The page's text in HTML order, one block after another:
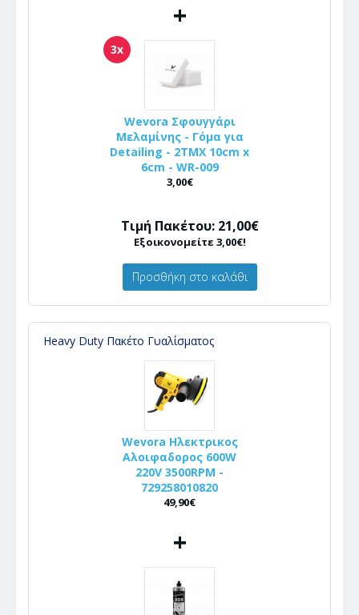
+
3x
Wevora Σφουγγάρι
Μελαμίνης - Γόμα για
Detailing - 2ΤΜΧ 10cm x
6cm - WR-009
3,00€
Τιμή Πακέτου: 21,00€
Εξοικονομείτε 3,00€!
Προσθήκη στο καλάθι
Heavy Duty Πακέτο Γυαλίσματος
Wevora Ηλεκτρικος
Αλοιφαδορος 600W
220V 3500RPM -
729258010820
49,90€
+